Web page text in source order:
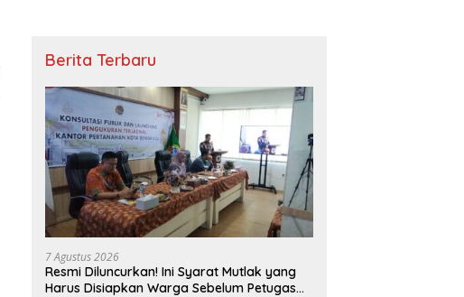
Berita Terbaru
7 Agustus 2026
Resmi Diluncurkan! Ini Syarat Mutlak yang
Harus Disiapkan Warga Sebelum Petugas